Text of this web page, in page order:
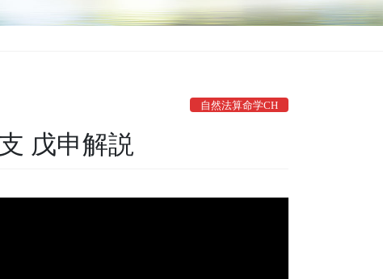
自然法算命学CH
戊申解説